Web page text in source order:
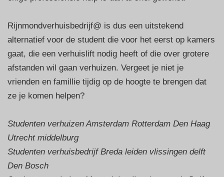
Rijnmondverhuisbedrijf@ is dus een uitstekend
alternatief voor de student die voor het eerst op kamers
gaat, die een verhuislift nodig heeft of die over grotere
afstanden wil gaan verhuizen. Vergeet je niet je
vrienden en famillie tijdig op de hoogte te brengen dat
ze je komen helpen?
Studenten verhuizen Amsterdam Rotterdam Den Haag
Utrecht middelburg
Studenten verhuisbedrijf Breda leiden vlissingen delft
Den Bosch